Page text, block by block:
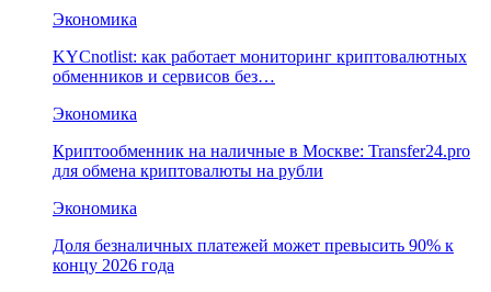
Экономика
KYCnotlist: как работает мониторинг криптовалютных
обменников и сервисов без…
Экономика
Криптообменник на наличные в Москве: Transfer24.pro
для обмена криптовалюты на рубли
Экономика
Доля безналичных платежей может превысить 90% к
концу 2026 года